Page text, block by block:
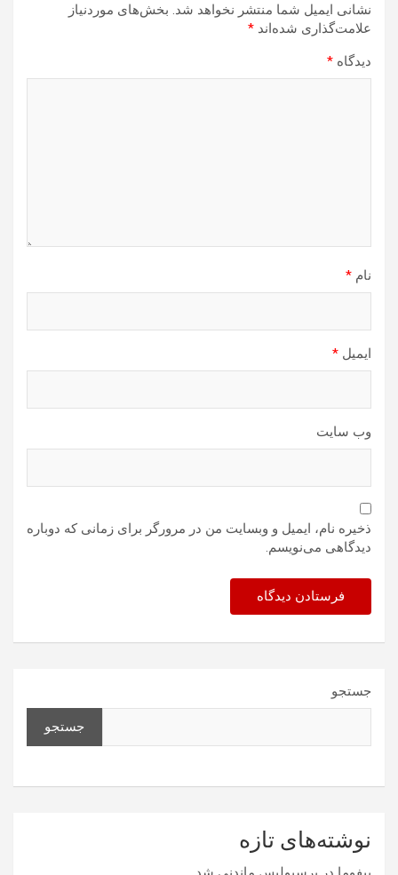
نشانی ایمیل شما منتشر نخواهد شد. بخش‌های موردنیاز
علامت‌گذاری شده‌اند *
دیدگاه *
نام *
ایمیل *
وب‌ سایت
ذخیره نام، ایمیل و وبسایت من در مرورگر برای زمانی که دوباره
دیدگاهی می‌نویسم.
جستجو
جستجو
نوشته‌های تازه